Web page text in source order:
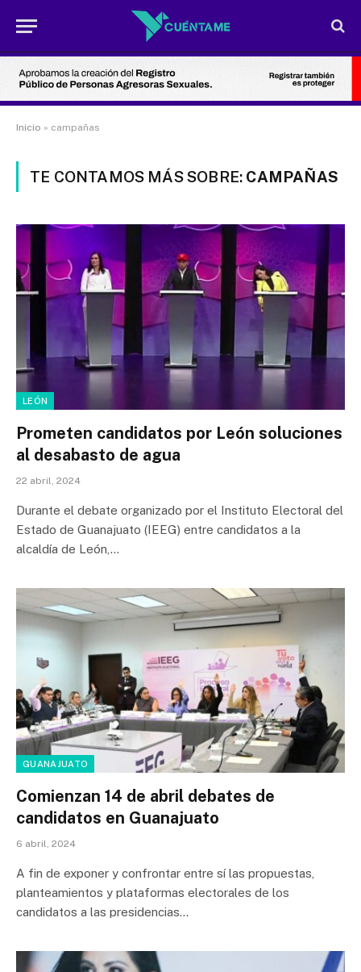
Inicio » campañas
TE CONTAMOS MÁS SOBRE: CAMPAÑAS
LEÓN
Prometen candidatos por León soluciones
al desabasto de agua
22 abril, 2024
Durante el debate organizado por el Instituto Electoral del
Estado de Guanajuato (IEEG) entre candidatos a la
alcaldía de León,…
GUANAJUATO
Comienzan 14 de abril debates de
candidatos en Guanajuato
6 abril, 2024
A fin de exponer y confrontar entre sí las propuestas,
planteamientos y plataformas electorales de los
candidatos a las presidencias…